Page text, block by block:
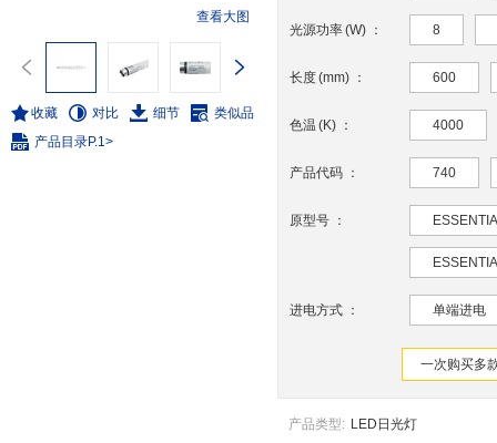
查看大图
收藏 对比 细节
类似品
产品目录P.1>
光源功率(W) ： 8
长度(mm) ： 600
色温 (K) ： 4000
产品代码 ： 740
原型号 ：
进电方式 ： 单端进电
一次购买多
产品类型: LED日光灯